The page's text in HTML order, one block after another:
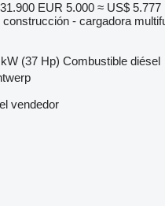
EUR 5.000 ≈ US$ 5.777
construcción - cargadora
(37 Hp) Combustible diésel
vendedor